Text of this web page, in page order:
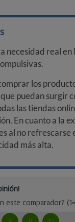
real
los
puedan surgir
las tiendas
En cuanto a la
al no refrescarse
más alta.